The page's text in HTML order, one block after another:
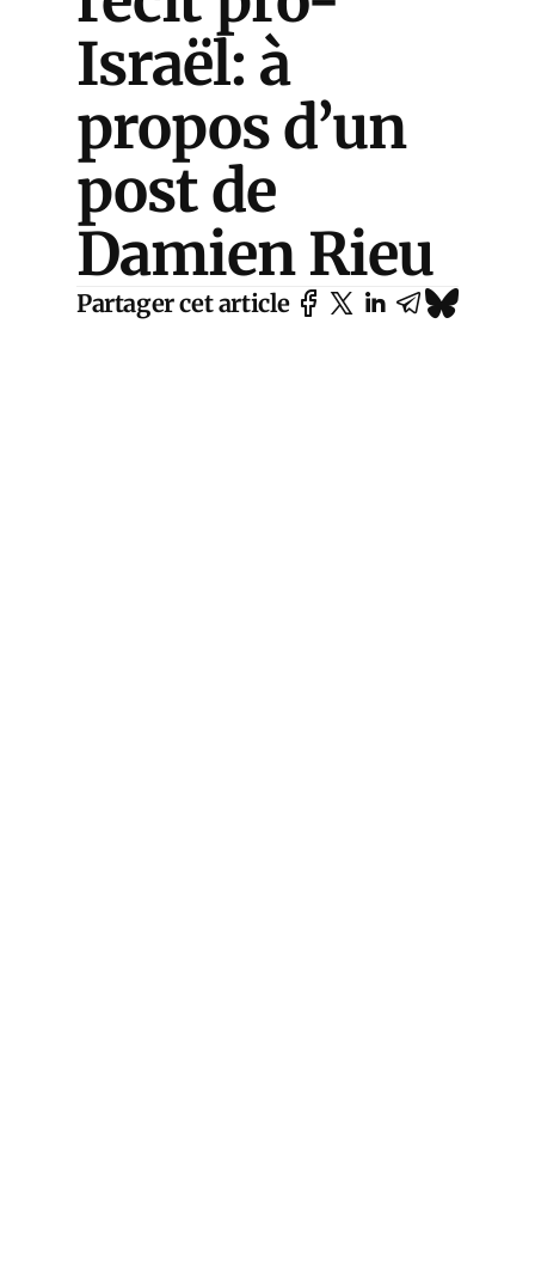
Israël: à
propos d’un
post de
Damien Rieu
Partager cet article